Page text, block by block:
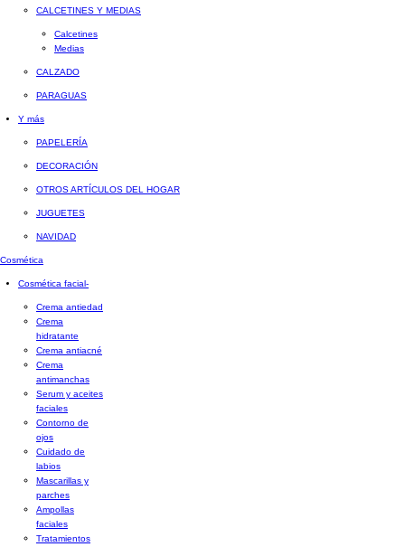
CALCETINES Y MEDIAS
Calcetines
Medias
CALZADO
PARAGUAS
Y más
PAPELERÍA
DECORACIÓN
OTROS ARTÍCULOS DEL HOGAR
JUGUETES
NAVIDAD
Cosmética
Cosmética facial-
Crema antiedad
Crema
hidratante
Crema antiacné
Crema
antimanchas
Serum y aceites
faciales
Contorno de
ojos
Cuidado de
labios
Mascarillas y
parches
Ampollas
faciales
Tratamientos